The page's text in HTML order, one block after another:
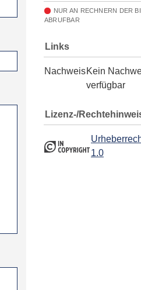
NUR AN RECHNERN DER
ABRUFBAR
Links
NachweisKein
verfügbar
Lizenz-/
1.0